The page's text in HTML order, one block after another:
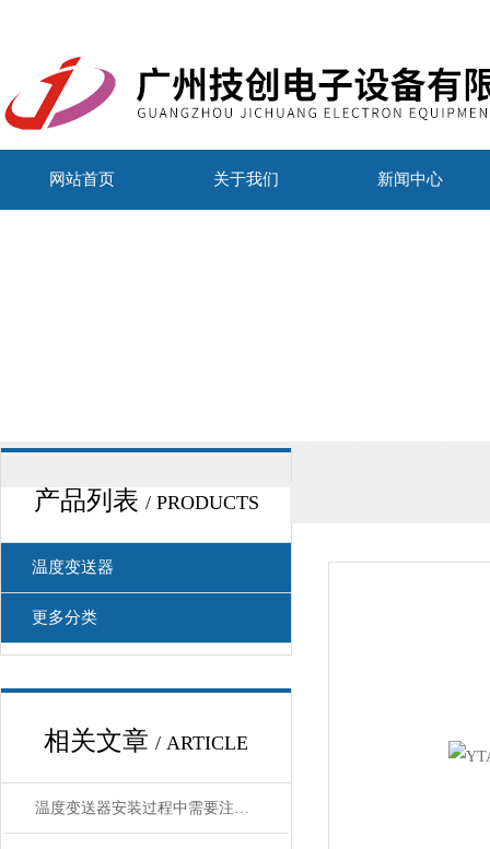
网站首页 关于我们 新闻中心
产品列表 / PRODUCTS
温度变送器
更多分类
相关文章 / ARTICLE
温度变送器安装过程中需要注意哪些细节